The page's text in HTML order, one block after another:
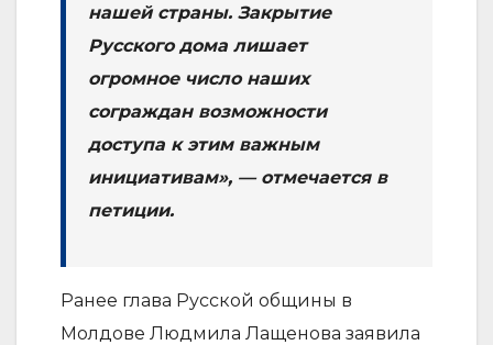
нашей страны. Закрытие
Русского дома лишает
огромное число наших
сограждан возможности
доступа к этим важным
инициативам», — отмечается в
петиции.
Ранее глава Русской общины в
Молдове Людмила Лащенова заявила